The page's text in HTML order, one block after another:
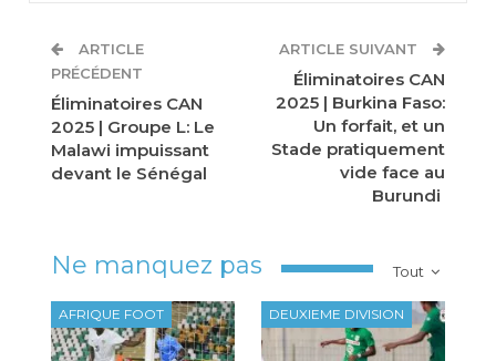
ARTICLE
PRÉCÉDENT
Éliminatoires CAN
2025 | Groupe L: Le
Malawi impuissant
devant le Sénégal
ARTICLE SUIVANT
Éliminatoires CAN
2025 | Burkina Faso:
Un forfait, et un
Stade pratiquement
vide face au
Burundi
Tout
Ne manquez pas
AFRIQUE FOOT DEUXIEME DIVISION